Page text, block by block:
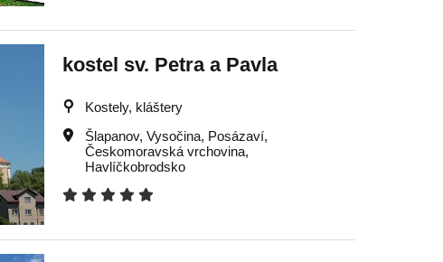
kostel sv. Petra a Pavla
Kostely, kláštery
Šlapanov, Vysočina, Posázaví,
Českomoravská vrchovina,
Havlíčkobrodsko